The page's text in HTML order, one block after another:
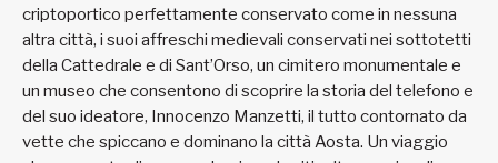
criptoportico perfettamente conservato come in nessuna
altra città, i suoi affreschi medievali conservati nei sottotetti
della Cattedrale e di Sant’Orso, un cimitero monumentale e
un museo che consentono di scoprire la storia del telefono e
del suo ideatore, Innocenzo Manzetti, il tutto contornato da
vette che spiccano e dominano la città Aosta. Un viaggio